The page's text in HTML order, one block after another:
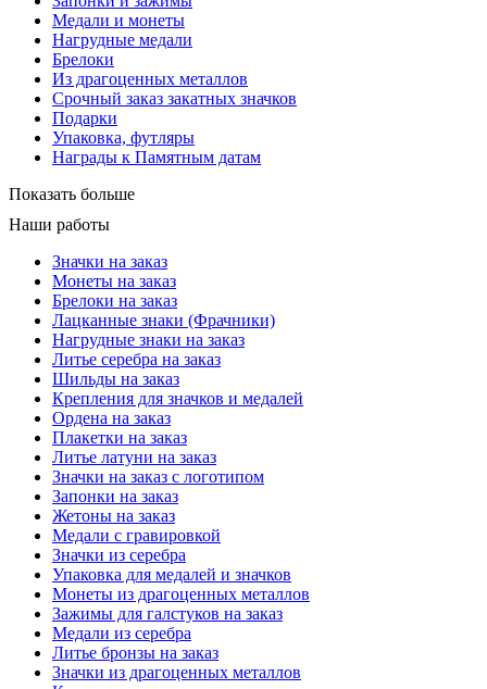
Медали и монеты
Нагрудные медали
Брелоки
Из драгоценных металлов
Срочный заказ закатных значков
Подарки
Упаковка, футляры
Награды к Памятным датам
Показать больше
Наши работы
Значки на заказ
Монеты на заказ
Брелоки на заказ
Лацканные знаки (Фрачники)
Нагрудные знаки на заказ
Литье серебра на заказ
Шильды на заказ
Крепления для значков и медалей
Ордена на заказ
Плакетки на заказ
Литье латуни на заказ
Значки на заказ с логотипом
Запонки на заказ
Жетоны на заказ
Медали с гравировкой
Значки из серебра
Упаковка для медалей и значков
Монеты из драгоценных металлов
Зажимы для галстуков на заказ
Медали из серебра
Литье бронзы на заказ
Значки из драгоценных металлов